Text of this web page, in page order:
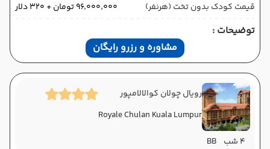
قیمت کودک بدون تخت (هرنفر)
۹۶٬۰۰۰٬۰۰۰ تومان + ۳۲۰ دلار
توضیحات :
مشاوره و رزرو رایگان
رویال چولان کوالالامپور
Royale Chulan Kuala Lumpur
4 شب
BB